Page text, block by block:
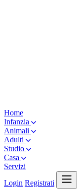
Home
Infanzia
Animali
Adulti
Studio
Casa
Servizi
Login Registrati